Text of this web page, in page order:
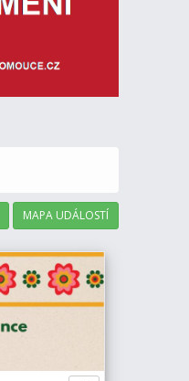
MAPA UDÁLOSTÍ